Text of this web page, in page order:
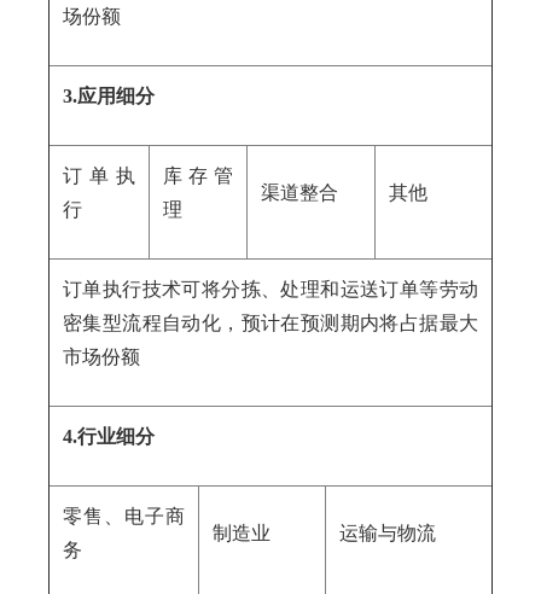
场份额
3.应用细分
订单执
行
库存管
理
渠道整合 其他
订单执行技术可将分拣、处理和运送订单等劳动
密集型流程自动化，预计在预测期内将占据最大
市场份额
4.行业细分
零售、电子商
务
制造业 运输与物流